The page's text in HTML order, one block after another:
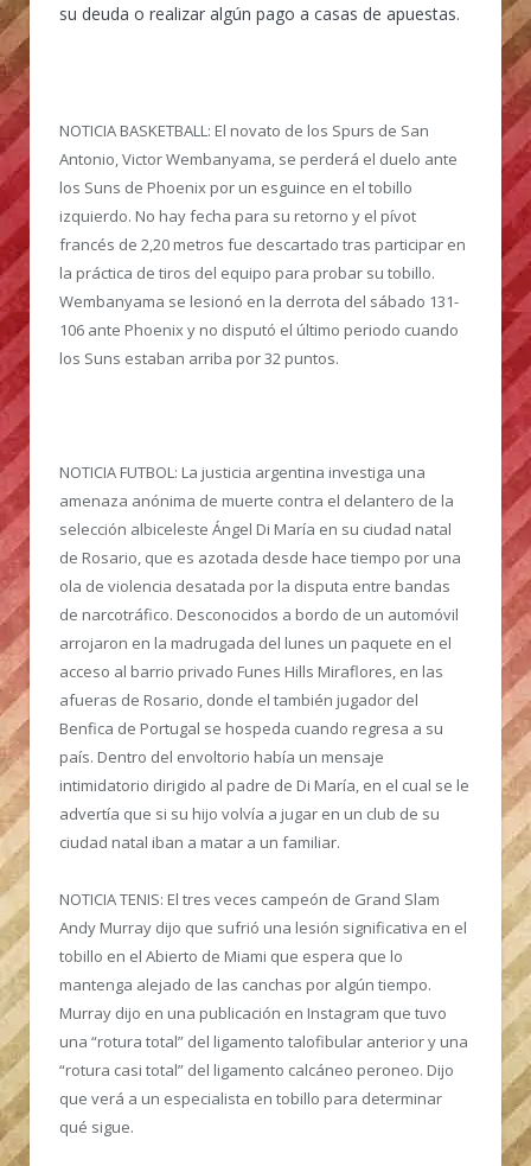
su deuda o realizar algún pago a casas de apuestas.
NOTICIA BASKETBALL: El novato de los Spurs de San
Antonio, Victor Wembanyama, se perderá el duelo ante
los Suns de Phoenix por un esguince en el tobillo
izquierdo. No hay fecha para su retorno y el pívot
francés de 2,20 metros fue descartado tras participar en
la práctica de tiros del equipo para probar su tobillo.
Wembanyama se lesionó en la derrota del sábado 131-
106 ante Phoenix y no disputó el último periodo cuando
los Suns estaban arriba por 32 puntos.
NOTICIA FUTBOL: La justicia argentina investiga una
amenaza anónima de muerte contra el delantero de la
selección albiceleste Ángel Di María en su ciudad natal
de Rosario, que es azotada desde hace tiempo por una
ola de violencia desatada por la disputa entre bandas
de narcotráfico. Desconocidos a bordo de un automóvil
arrojaron en la madrugada del lunes un paquete en el
acceso al barrio privado Funes Hills Miraflores, en las
afueras de Rosario, donde el también jugador del
Benfica de Portugal se hospeda cuando regresa a su
país. Dentro del envoltorio había un mensaje
intimidatorio dirigido al padre de Di María, en el cual se le
advertía que si su hijo volvía a jugar en un club de su
ciudad natal iban a matar a un familiar.
NOTICIA TENIS: El tres veces campeón de Grand Slam
Andy Murray dijo que sufrió una lesión significativa en el
tobillo en el Abierto de Miami que espera que lo
mantenga alejado de las canchas por algún tiempo.
Murray dijo en una publicación en Instagram que tuvo
una “rotura total” del ligamento talofibular anterior y una
“rotura casi total” del ligamento calcáneo peroneo. Dijo
que verá a un especialista en tobillo para determinar
qué sigue.